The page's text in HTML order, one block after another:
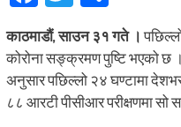
काठमाडौं, साउन ३१ गते ।
कोरोना सङ्क्रमण पुष्टि भएको छ
अनुसार पछिल्लो २४ घण्टामा
८८ आरटी पीसीआर परीक्षणमा